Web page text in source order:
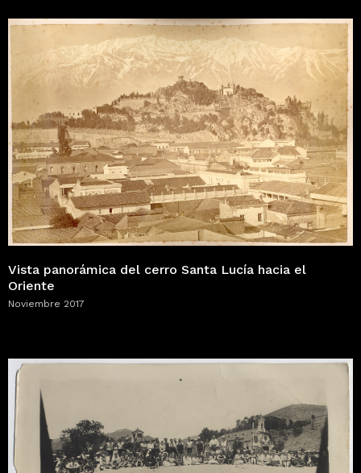
Vista panorámica del cerro Santa Lucía hacia el
Oriente
Noviembre 2017